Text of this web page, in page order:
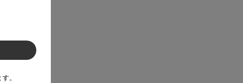
。